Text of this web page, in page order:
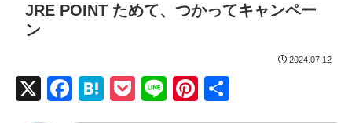
JRE POINT ためて、つかってキャンペー
ン
2024.07.12
X
F
H
P
Li
Pi